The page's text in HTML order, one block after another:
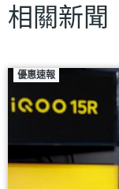
相關新聞
優惠速報